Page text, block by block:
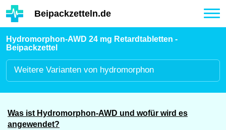
Hauptinhalt
Beipackzetteln.de
Hydromorphon-AWD 24 mg Retardtabletten -
Beipackzettel
Weitere Varianten von hydromorphon
Was ist Hydromorphon-AWD und wofür wird es
angewendet?